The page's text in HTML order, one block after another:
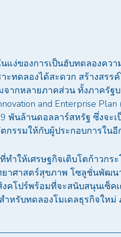
แง่ของการเป็นฮับทดลองคว
ทดลองได้สะดวก สร้างสรร
ากหลายภาคส่วน ทั้งภาครัฐ
and Enterprise
พันล้านดอลลาร์สหรัฐ ซึ่งจะ
กรรมให้กับผู้ประกอบการใน
ทำให้เศรษฐกิจเติบโตก้าวก
าศาสตร์สุขภาพ โซลูชั่นพัฒน
คโปร์พร้อมที่จะสนับสนุนเซ็ค
ำหรับทดลองโมเดลธุรกิจให